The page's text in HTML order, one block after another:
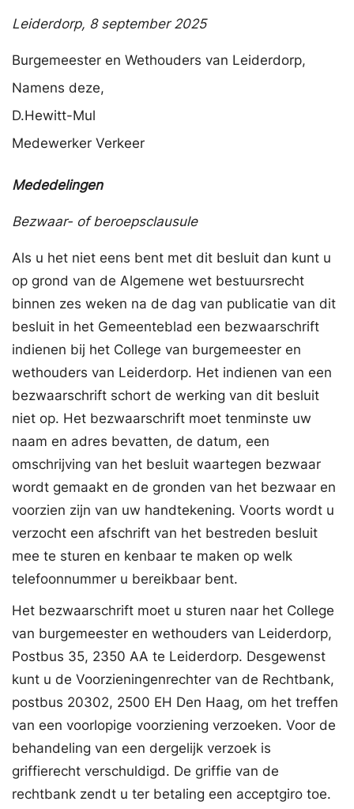
Leiderdorp, 8 september 2025
Burgemeester en Wethouders van Leiderdorp,
Namens deze,
D.Hewitt-Mul
Medewerker Verkeer
Mededelingen
Bezwaar- of beroepsclausule
Als u het niet eens bent met dit besluit dan kunt u
op grond van de Algemene wet bestuursrecht
binnen zes weken na de dag van publicatie van dit
besluit in het Gemeenteblad een bezwaarschrift
indienen bij het College van burgemeester en
wethouders van Leiderdorp. Het indienen van een
bezwaarschrift schort de werking van dit besluit
niet op. Het bezwaarschrift moet tenminste uw
naam en adres bevatten, de datum, een
omschrijving van het besluit waartegen bezwaar
wordt gemaakt en de gronden van het bezwaar en
voorzien zijn van uw handtekening. Voorts wordt u
verzocht een afschrift van het bestreden besluit
mee te sturen en kenbaar te maken op welk
telefoonnummer u bereikbaar bent.
Het bezwaarschrift moet u sturen naar het College
van burgemeester en wethouders van Leiderdorp,
Postbus 35, 2350 AA te Leiderdorp. Desgewenst
kunt u de Voorzieningenrechter van de Rechtbank,
postbus 20302, 2500 EH Den Haag, om het treffen
van een voorlopige voorziening verzoeken. Voor de
behandeling van een dergelijk verzoek is
griffierecht verschuldigd. De griffie van de
rechtbank zendt u ter betaling een acceptgiro toe.